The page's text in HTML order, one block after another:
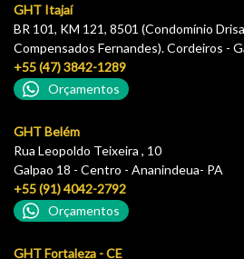
GHT Itajaí
BR 101, KM 121, 8501 (Condomínio
Compensados Fernandes). Cordeiros -
+55 (47) 3842-1289
Orçamentos
GHT Belém
Rua Leopoldo Teixeira , 10
Galpao 18 - Centro - Ananindeua- PA
+55 (91) 4042-2792
Orçamentos
GHT Fortaleza - CE